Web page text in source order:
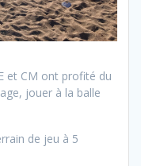
et CM ont profité du
jouer à la balle
de jeu à 5